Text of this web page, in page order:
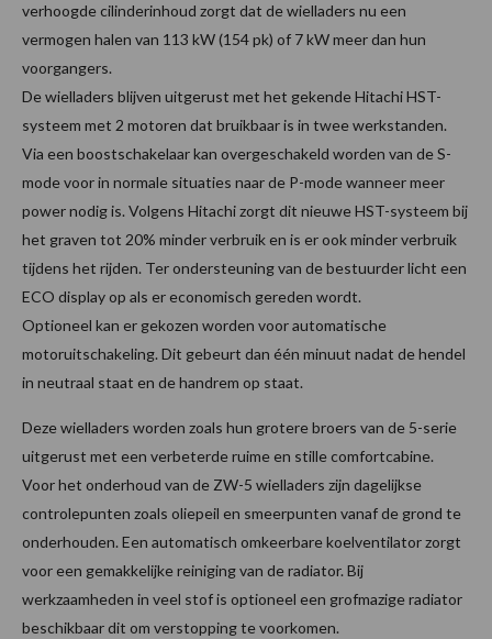
verhoogde cilinderinhoud zorgt dat de wielladers nu een
vermogen halen van 113 kW (154 pk) of 7 kW meer dan hun
voorgangers.
De wielladers blijven uitgerust met het gekende Hitachi HST-
systeem met 2 motoren dat bruikbaar is in twee werkstanden.
Via een boostschakelaar kan overgeschakeld worden van de S-
mode voor in normale situaties naar de P-mode wanneer meer
power nodig is. Volgens Hitachi zorgt dit nieuwe HST-systeem bij
het graven tot 20% minder verbruik en is er ook minder verbruik
tijdens het rijden. Ter ondersteuning van de bestuurder licht een
ECO display op als er economisch gereden wordt.
Optioneel kan er gekozen worden voor automatische
motoruitschakeling. Dit gebeurt dan één minuut nadat de hendel
in neutraal staat en de handrem op staat.
Deze wielladers worden zoals hun grotere broers van de 5-serie
uitgerust met een verbeterde ruime en stille comfortcabine.
Voor het onderhoud van de ZW-5 wielladers zijn dagelijkse
controlepunten zoals oliepeil en smeerpunten vanaf de grond te
onderhouden. Een automatisch omkeerbare koelventilator zorgt
voor een gemakkelijke reiniging van de radiator. Bij
werkzaamheden in veel stof is optioneel een grofmazige radiator
beschikbaar dit om verstopping te voorkomen.